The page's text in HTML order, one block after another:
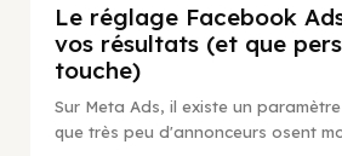
Le réglage Facebook
vos résultats (et que
touche)
Sur Meta Ads, il existe un
que très peu d'annonceurs osent